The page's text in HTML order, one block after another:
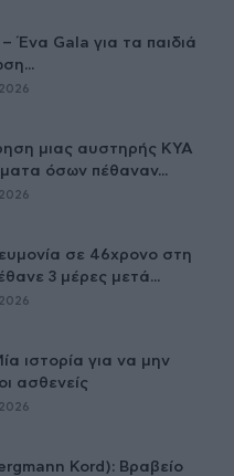
Ένα Gala για τα παιδιά
μιας αυστηρής ΚΥΑ
όσων πέθαναν...
σε 46χρονο στη
3 μέρες μετά...
ιστορία για να μην
ασθενείς
Kord): Βραβείο